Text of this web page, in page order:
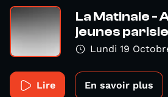
La Matinale -
jeunes
Lundi 19
Lire En savoir plus